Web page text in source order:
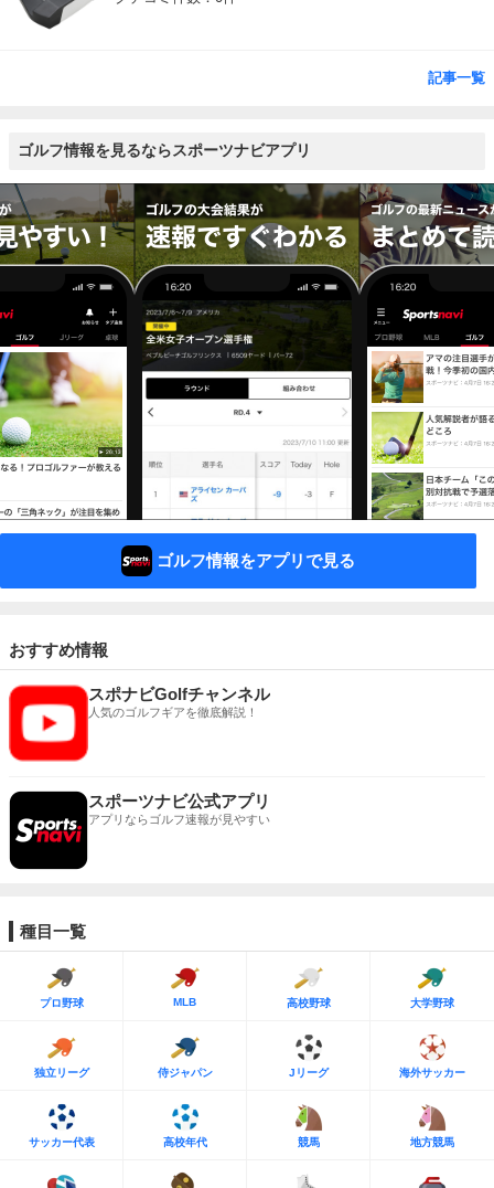
記事一覧
ゴルフ情報を見るならスポーツナビアプリ
ゴルフ情報をアプリで見る
おすすめ情報
スポナビGolfチャンネル
人気のゴルフギアを徹底解説！
スポーツナビ公式アプリ
アプリならゴルフ速報が見やすい
種目一覧
プロ野球 MLB 高校野球 大学野球
独立リーグ 侍ジャパン Jリーグ 海外サッカー
サッカー代表 高校年代 競馬 地方競馬